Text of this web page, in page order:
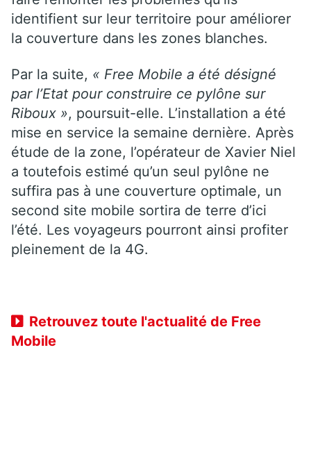
identifient sur leur territoire pour améliorer
la couverture dans les zones blanches.
Par la suite, « Free Mobile a été désigné
par l’Etat pour construire ce pylône sur
Riboux », poursuit-elle. L’installation a été
mise en service la semaine dernière. Après
étude de la zone, l’opérateur de Xavier Niel
a toutefois estimé qu’un seul pylône ne
suffira pas à une couverture optimale, un
second site mobile sortira de terre d’ici
l’été. Les voyageurs pourront ainsi profiter
pleinement de la 4G.
Retrouvez toute l'actualité de Free
Mobile